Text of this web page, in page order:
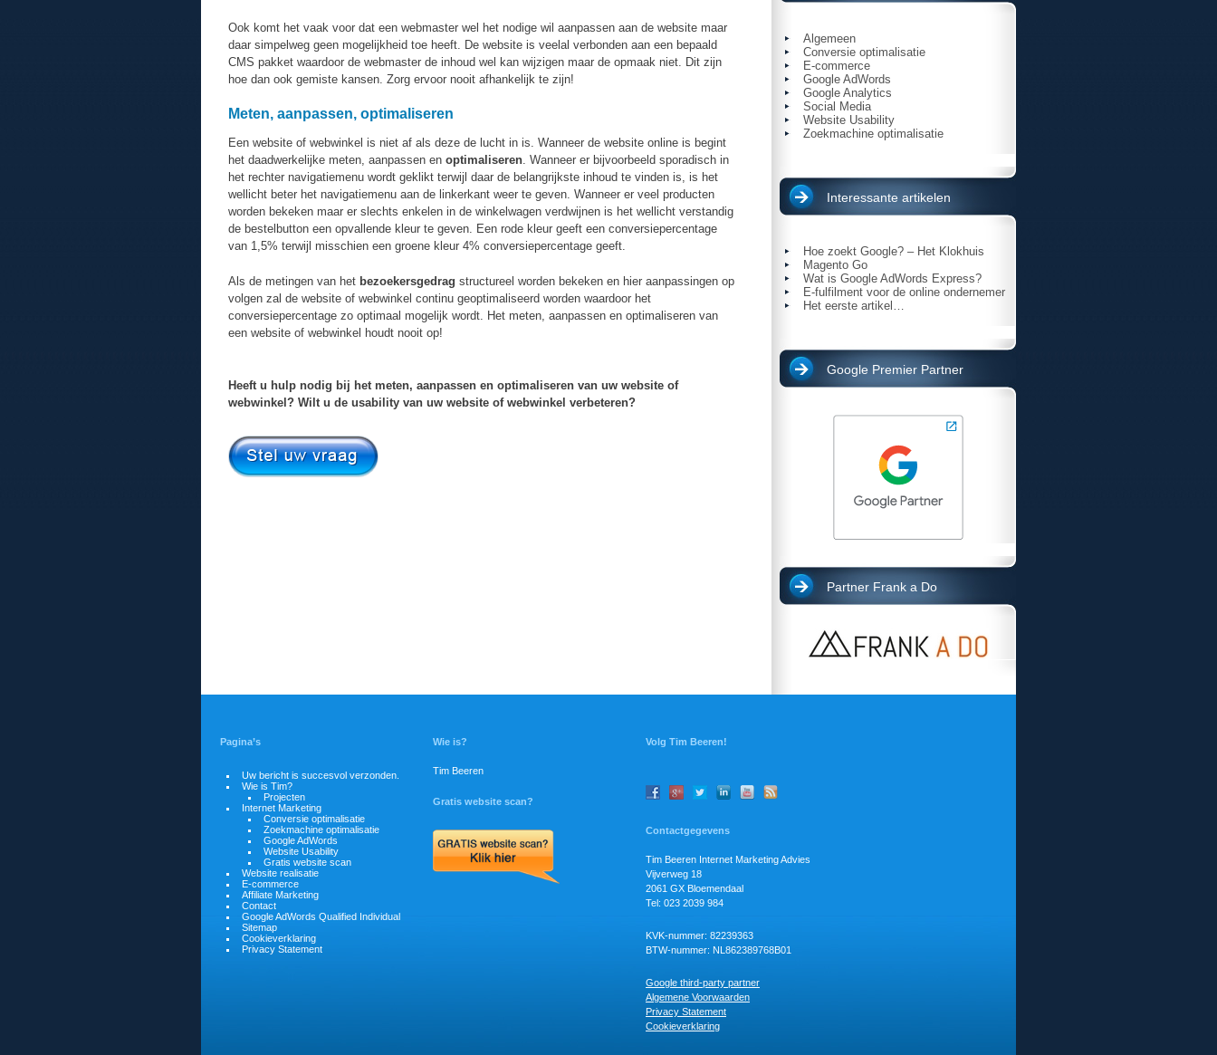
Ook komt het vaak voor dat een webmaster wel het nodige wil aanpassen aan de website maar
daar simpelweg geen mogelijkheid toe heeft. De website is veelal verbonden aan een bepaald
CMS pakket waardoor de webmaster de inhoud wel kan wijzigen maar de opmaak niet. Dit zijn
hoe dan ook gemiste kansen. Zorg ervoor nooit afhankelijk te zijn!
Meten, aanpassen, optimaliseren
Een website of webwinkel is niet af als deze de lucht in is. Wanneer de website online is begint
het daadwerkelijke meten, aanpassen en optimaliseren. Wanneer er bijvoorbeeld sporadisch in
het rechter navigatiemenu wordt geklikt terwijl daar de belangrijkste inhoud te vinden is, is het
wellicht beter het navigatiemenu aan de linkerkant weer te geven. Wanneer er veel producten
worden bekeken maar er slechts enkelen in de winkelwagen verdwijnen is het wellicht verstandig
de bestelbutton een opvallende kleur te geven. Een rode kleur geeft een conversiepercentage
van 1,5% terwijl misschien een groene kleur 4% conversiepercentage geeft.
Als de metingen van het bezoekersgedrag structureel worden bekeken en hier aanpassingen op
volgen zal de website of webwinkel continu geoptimaliseerd worden waardoor het
conversiepercentage zo optimaal mogelijk wordt. Het meten, aanpassen en optimaliseren van
een website of webwinkel houdt nooit op!
Heeft u hulp nodig bij het meten, aanpassen en optimaliseren van uw website of
webwinkel? Wilt u de usability van uw website of webwinkel verbeteren?
Algemeen
Conversie optimalisatie
E-commerce
Google AdWords
Google Analytics
Social Media
Website Usability
Zoekmachine optimalisatie
Interessante artikelen
Hoe zoekt Google? – Het Klokhuis
Magento Go
Wat is Google AdWords Express?
E-fulfilment voor de online ondernemer
Het eerste artikel…
Google Premier Partner
Partner Frank a Do
Pagina’s
Uw bericht is succesvol verzonden.
Wie is Tim?
Projecten
Internet Marketing
Conversie optimalisatie
Zoekmachine optimalisatie
Google AdWords
Website Usability
Gratis website scan
Website realisatie
E-commerce
Affiliate Marketing
Contact
Google AdWords Qualified Individual
Sitemap
Cookieverklaring
Privacy Statement
Wie is?
Tim Beeren
Gratis website scan?
Volg Tim Beeren!
Contactgegevens
Tim Beeren Internet Marketing Advies
Vijverweg 18
2061 GX Bloemendaal
Tel: 023 2039 984
KVK-nummer: 82239363
BTW-nummer: NL862389768B01
Google third-party partner
Algemene Voorwaarden
Privacy Statement
Cookieverklaring